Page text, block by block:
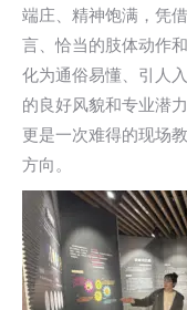
端庄、精神饱满，凭
言、恰当的肢体动作
化为通俗易懂、引人
的良好风貌和专业潜
更是一次难得的现场
方向。